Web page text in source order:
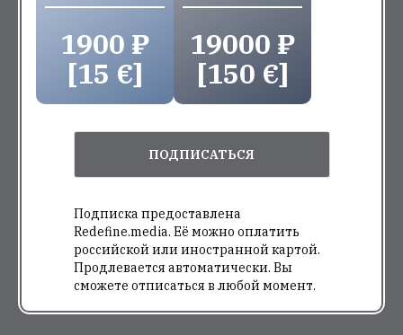
1900 ₽
[15 €]
19000 ₽
[150 €]
ПОДПИСАТЬСЯ
Подписка предоставлена
Redefine.media. Её можно оплатить
российской или иностранной картой.
Продлевается автоматически. Вы
сможете отписаться в любой момент.